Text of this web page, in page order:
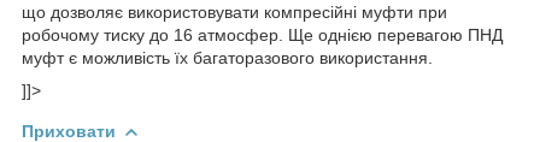
що дозволяє використовувати компресійні муфти при
робочому тиску до 16 атмосфер. Ще однією перевагою ПНД
муфт є можливість їх багаторазового використання.
]]>
Приховати